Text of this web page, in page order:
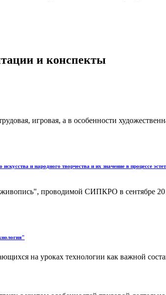
и конспекты
игровая, а в особенности
и народного творчества и их значение в процессе
проводимой СИПКРО в сентябре
на уроках технологии как важной